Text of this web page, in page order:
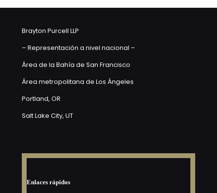
Brayton Purcell LLP
– Representación a nivel nacional –
Área de la Bahía de San Francisco
Área metropolitana de Los Ángeles
Portland, OR
Salt Lake City, UT
Enlaces rápidos